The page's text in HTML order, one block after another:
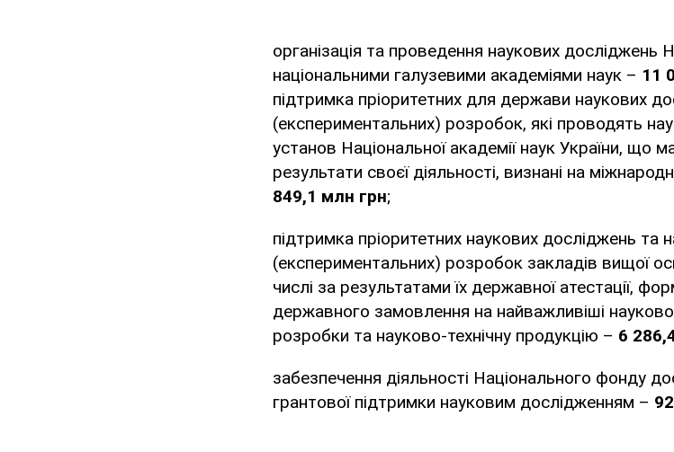
організація та проведення наукових
національними галузевими академіями наук – 11
підтримка пріоритетних для держави наукових
(експериментальних) розробок, які проводять
установ Національної академії наук України, що
результати своєї діяльності, визнані на
849,1 млн грн;
підтримка пріоритетних наукових досліджень та
(експериментальних) розробок закладів вищої
числі за результатами їх державної атестації,
державного замовлення на найважливіші
розробки та науково-технічну продукцію – 6
забезпечення діяльності Національного фонду
грантової підтримки науковим дослідженням –